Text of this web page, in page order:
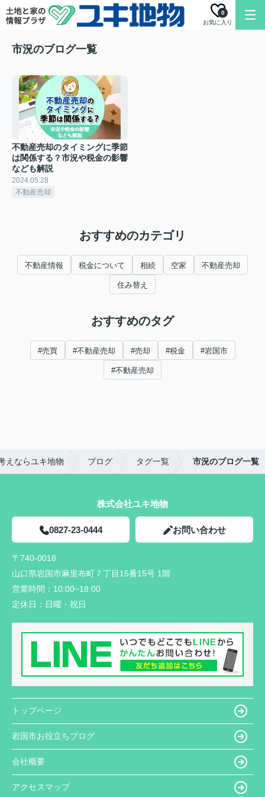
お気に入り
0
市況のブログ一覧
不動産売却のタイミングに季節
は関係する？市況や税金の影響
なども解説
2024.05.28
不動産売却
おすすめのカテゴリ
不動産情報 税金について 相続 空家 不動産売却
住み替え
おすすめのタグ
#売買 #不動産売却 #売却 #税金 #岩国市
#不動産売却
えならユキ地物 ブログ タグ一覧 市況のブログ一覧
株式会社ユキ地物
0827-23-0444 お問い合わせ
〒740-0018
山口県岩国市麻里布町７丁目15番15号 1階
営業時間： 10:00~18:00
定休日： 日曜・祝日
トップページ
岩国市お役立ちブログ
会社概要
アクセスマップ